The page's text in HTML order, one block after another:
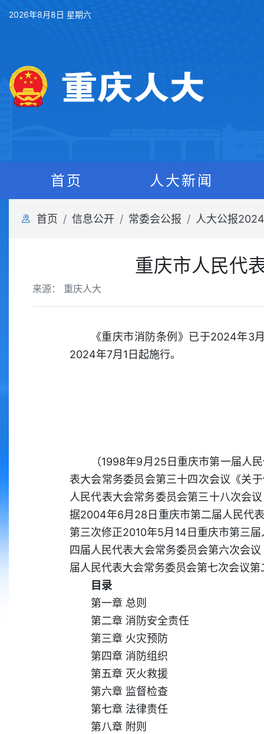
2026年8月8日 星期六
首页 人大新闻
首页 信息公开 常委会公报 人大公报2024
重庆市人民代
来源： 重庆人大
《重庆市消防条例》已于2024年3
2024年7月1日起施行。
（1998年9月25日重庆市第一届人
表大会常务委员会第三十四次会议《关
人民代表大会常务委员会第三十八次会
据2004年6月28日重庆市第二届人民代
第三次修正2010年5月14日重庆市第三
四届人民代表大会常务委员会第六次会
届人民代表大会常务委员会第七次会议第
目录
第一章 总则
第二章 消防安全责任
第三章 火灾预防
第四章 消防组织
第五章 灭火救援
第六章 监督检查
第七章 法律责任
第八章 附则